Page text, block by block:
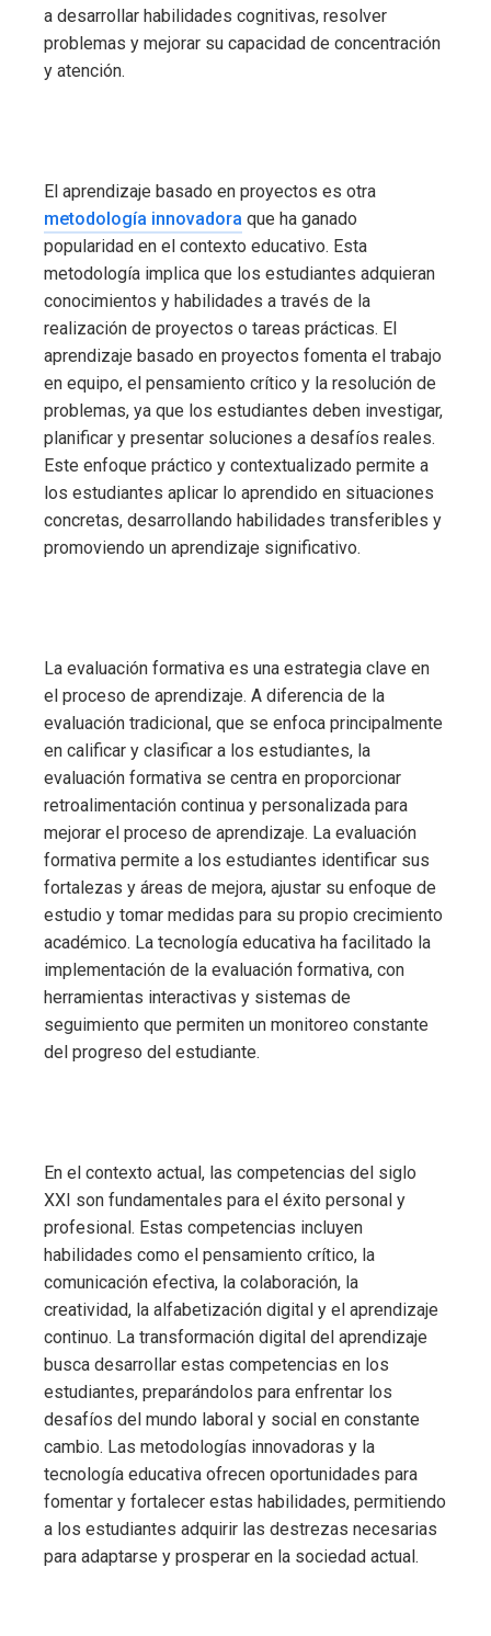
a desarrollar habilidades cognitivas, resolver
problemas y mejorar su capacidad de concentración
y atención.
El aprendizaje basado en proyectos es otra
metodología innovadora que ha ganado
popularidad en el contexto educativo. Esta
metodología implica que los estudiantes adquieran
conocimientos y habilidades a través de la
realización de proyectos o tareas prácticas. El
aprendizaje basado en proyectos fomenta el trabajo
en equipo, el pensamiento crítico y la resolución de
problemas, ya que los estudiantes deben investigar,
planificar y presentar soluciones a desafíos reales.
Este enfoque práctico y contextualizado permite a
los estudiantes aplicar lo aprendido en situaciones
concretas, desarrollando habilidades transferibles y
promoviendo un aprendizaje significativo.
La evaluación formativa es una estrategia clave en
el proceso de aprendizaje. A diferencia de la
evaluación tradicional, que se enfoca principalmente
en calificar y clasificar a los estudiantes, la
evaluación formativa se centra en proporcionar
retroalimentación continua y personalizada para
mejorar el proceso de aprendizaje. La evaluación
formativa permite a los estudiantes identificar sus
fortalezas y áreas de mejora, ajustar su enfoque de
estudio y tomar medidas para su propio crecimiento
académico. La tecnología educativa ha facilitado la
implementación de la evaluación formativa, con
herramientas interactivas y sistemas de
seguimiento que permiten un monitoreo constante
del progreso del estudiante.
En el contexto actual, las competencias del siglo
XXI son fundamentales para el éxito personal y
profesional. Estas competencias incluyen
habilidades como el pensamiento crítico, la
comunicación efectiva, la colaboración, la
creatividad, la alfabetización digital y el aprendizaje
continuo. La transformación digital del aprendizaje
busca desarrollar estas competencias en los
estudiantes, preparándolos para enfrentar los
desafíos del mundo laboral y social en constante
cambio. Las metodologías innovadoras y la
tecnología educativa ofrecen oportunidades para
fomentar y fortalecer estas habilidades, permitiendo
a los estudiantes adquirir las destrezas necesarias
para adaptarse y prosperar en la sociedad actual.